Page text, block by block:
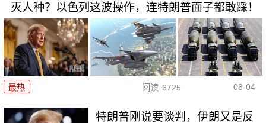
灭人种？以色列这波操作，连特朗普面子都敢踩！
最热 阅读 6725 08-04
特朗普刚说要谈判，伊朗又是反